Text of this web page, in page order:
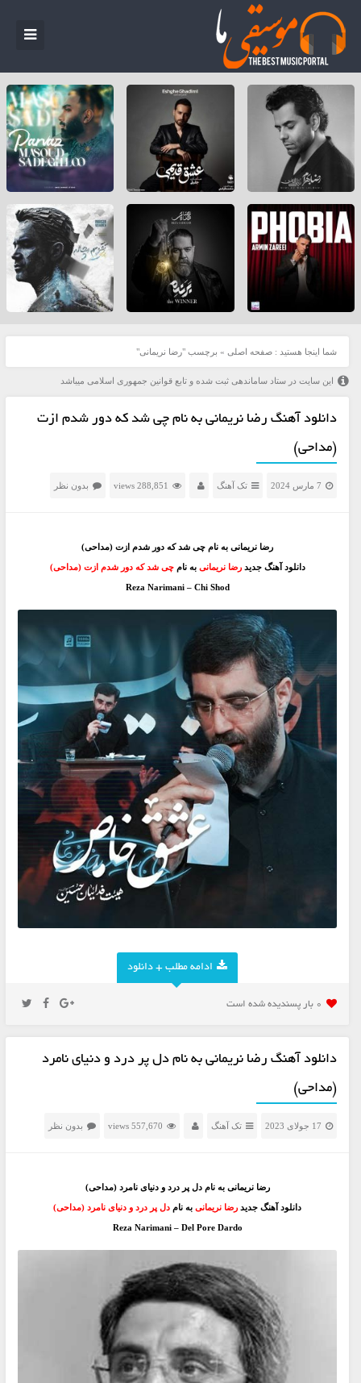
شما اینجا هستید : صفحه اصلی » برچسب "رضا نریمانی"
این سایت در ستاد ساماندهی ثبت شده و تابع قوانین جمهوری اسلامی میباشد
دانلود آهنگ رضا نریمانی به نام چی شد که دور شدم ازت
(مداحی)
7 مارس 2024 تک آهنگ 288,851 views بدون نظر
رضا نریمانی به نام چی شد که دور شدم ازت (مداحی)
دانلود آهنگ جدید رضا نریمانی به نامچی شد که دور شدم ازت (مداحی)
Reza Narimani – Chi Shod
ادامه مطلب + دانلود
0 بار پسنديده شده است
دانلود آهنگ رضا نریمانی به نام دل پر درد و دنیای نامرد
(مداحی)
17 جولای 2023 تک آهنگ 557,670 views بدون نظر
رضا نریمانی به نام دل پر درد و دنیای نامرد (مداحی)
دانلود آهنگ جدیدرضا نریمانیبه نام دل پر درد و دنیای نامرد (مداحی)
Reza Narimani – Del Pore Dardo